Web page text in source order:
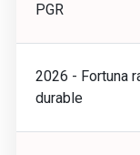
PGR
2026 - Fortuna
durable